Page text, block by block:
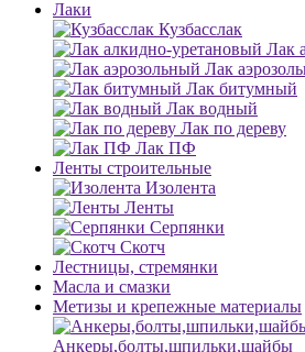
Лаки
Кузбасслак
Лак
Лак
Лак битумный
Лак водный
Лак по дереву
Лак ПФ
Ленты строительные
Изолента
Ленты
Серпянки
Скотч
Лестницы, стремянки
Масла и смазки
Метизы и крепежные материалы
Анкеры,болты,шпильки,шайбы